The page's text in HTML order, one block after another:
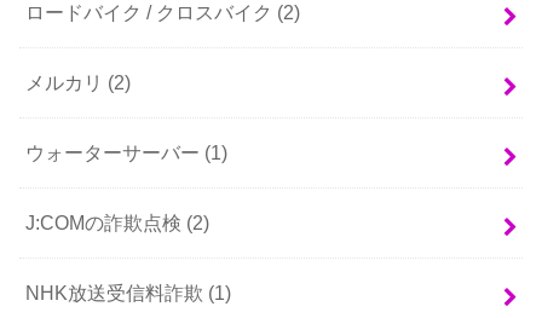
ロードバイク / クロスバイク (2)
メルカリ (2)
ウォーターサーバー (1)
J:COMの詐欺点検 (2)
NHK放送受信料詐欺 (1)